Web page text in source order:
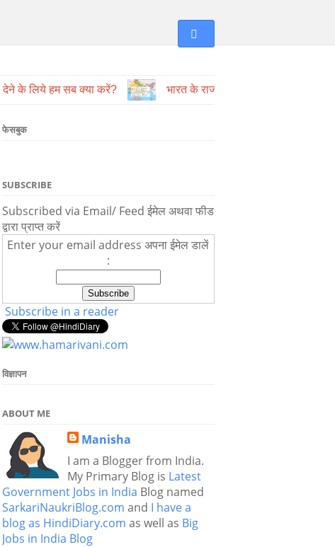
देने के लिये हम सब क्या करें? भारत के राज्य और उनकी भाषायें
फेसबुक
SUBSCRIBE
Subscribed via Email/ Feed ईमेल अथवा फीड
द्वारा प्राप्त करें
Enter your email address अपना ईमेल डालें
:
Subscribe in a reader
विज्ञापन
ABOUT ME
Manisha
I am a Blogger from India.
My Primary Blog is Latest
Government Jobs in India Blog named
SarkariNaukriBlog.com and I have a
blog as HindiDiary.com as well as Big
Jobs in India Blog